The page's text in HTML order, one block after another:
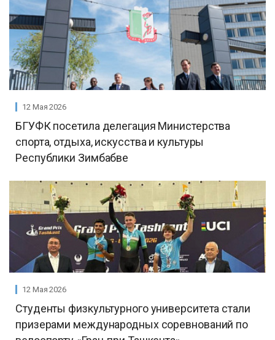
12 Мая 2026
БГУФК посетила делегация Министерства
спорта, отдыха, искусства и культуры
Республики Зимбабве
12 Мая 2026
Студенты физкультурного университета стали
призерами международных соревнований по